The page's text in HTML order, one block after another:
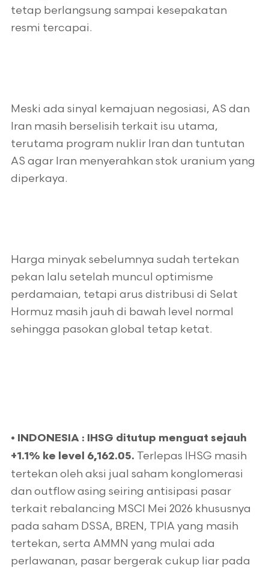
tetap berlangsung sampai kesepakatan
resmi tercapai.
Meski ada sinyal kemajuan negosiasi, AS dan
Iran masih berselisih terkait isu utama,
terutama program nuklir Iran dan tuntutan
AS agar Iran menyerahkan stok uranium yang
diperkaya.
Harga minyak sebelumnya sudah tertekan
pekan lalu setelah muncul optimisme
perdamaian, tetapi arus distribusi di Selat
Hormuz masih jauh di bawah level normal
sehingga pasokan global tetap ketat.
• INDONESIA : IHSG ditutup menguat sejauh
+1.1% ke level 6,162.05. Terlepas IHSG masih
tertekan oleh aksi jual saham konglomerasi
dan outflow asing seiring antisipasi pasar
terkait rebalancing MSCI Mei 2026 khususnya
pada saham DSSA, BREN, TPIA yang masih
tertekan, serta AMMN yang mulai ada
perlawanan, pasar bergerak cukup liar pada